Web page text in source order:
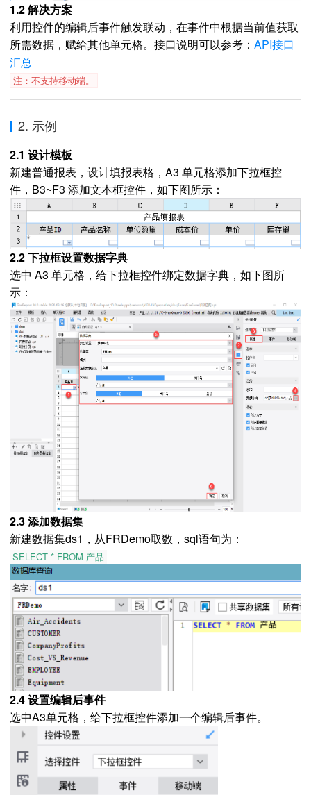
1.2 解决方案
利用控件的编辑后事件触发联动，在事件中根据当前值获取
所需数据，赋给其他单元格。
接口说明可以参考 ： API接口
汇总
注：不支持移动端。
2. 示例
2.1 设计模板
新建普通报表，设计填报表格，A3 单元格添加下拉框控
件，B3~F3 添加文本框控件，如下图所示：
2.2 下拉框设置数据字典
选中 A3 单元格，给下拉框控件绑定数据字典，如下图所
示：
2.3 添加数据集
新建数据集ds1，从FRDemo取数，sql语句为：
SELECT * FROM 产品
2.4 设置编辑后事件
选中A3单元格，给下拉框控件添加一个编辑后事件。